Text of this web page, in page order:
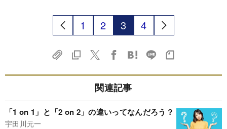
1 2 3 4
関連記事
「1 on 1」と「2 on 2」の違いってなんだろう？
宇田川元一